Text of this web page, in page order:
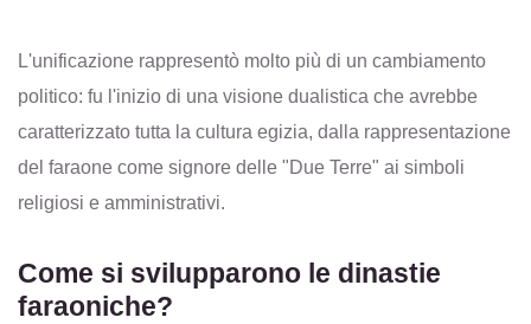
L'unificazione rappresentò molto più di un cambiamento
politico: fu l'inizio di una visione dualistica che avrebbe
caratterizzato tutta la cultura egizia, dalla rappresentazione
del faraone come signore delle "Due Terre" ai simboli
religiosi e amministrativi.
Come si svilupparono le dinastie
faraoniche?